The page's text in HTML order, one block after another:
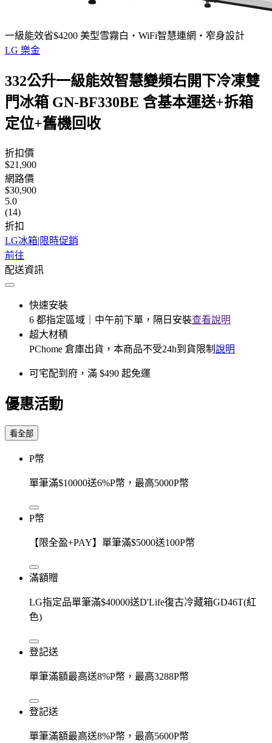
一級能效省$4200 美型雪霧白・WiFi智慧連網・窄身設計
LG 樂金
332公升一級能效智慧變頻右開下冷凍雙
門冰箱 GN-BF330BE 含基本運送+拆箱
定位+舊機回收
折扣價
$21,900
網路價
$30,900
5.0
(14)
折扣
LG冰箱|限時促銷
前往
配送資訊
快速安裝
6 都指定區域｜中午前下單，隔日安裝查看說明
超大材積
PChome 倉庫出貨，本商品不受24h到貨限制 說明
可宅配到府，滿 $490 起免運
優惠活動
看全部
P幣
單筆滿$10000送6%P幣，最高5000P幣
P幣
【限全盈+PAY】單筆滿$5000送100P幣
滿額贈
LG指定品單筆滿$40000送D'Life復古冷藏箱GD46T(紅
色)
登記送
單筆滿額最高送8%P幣，最高3288P幣
登記送
單筆滿額最高送8%P幣，最高5600P幣